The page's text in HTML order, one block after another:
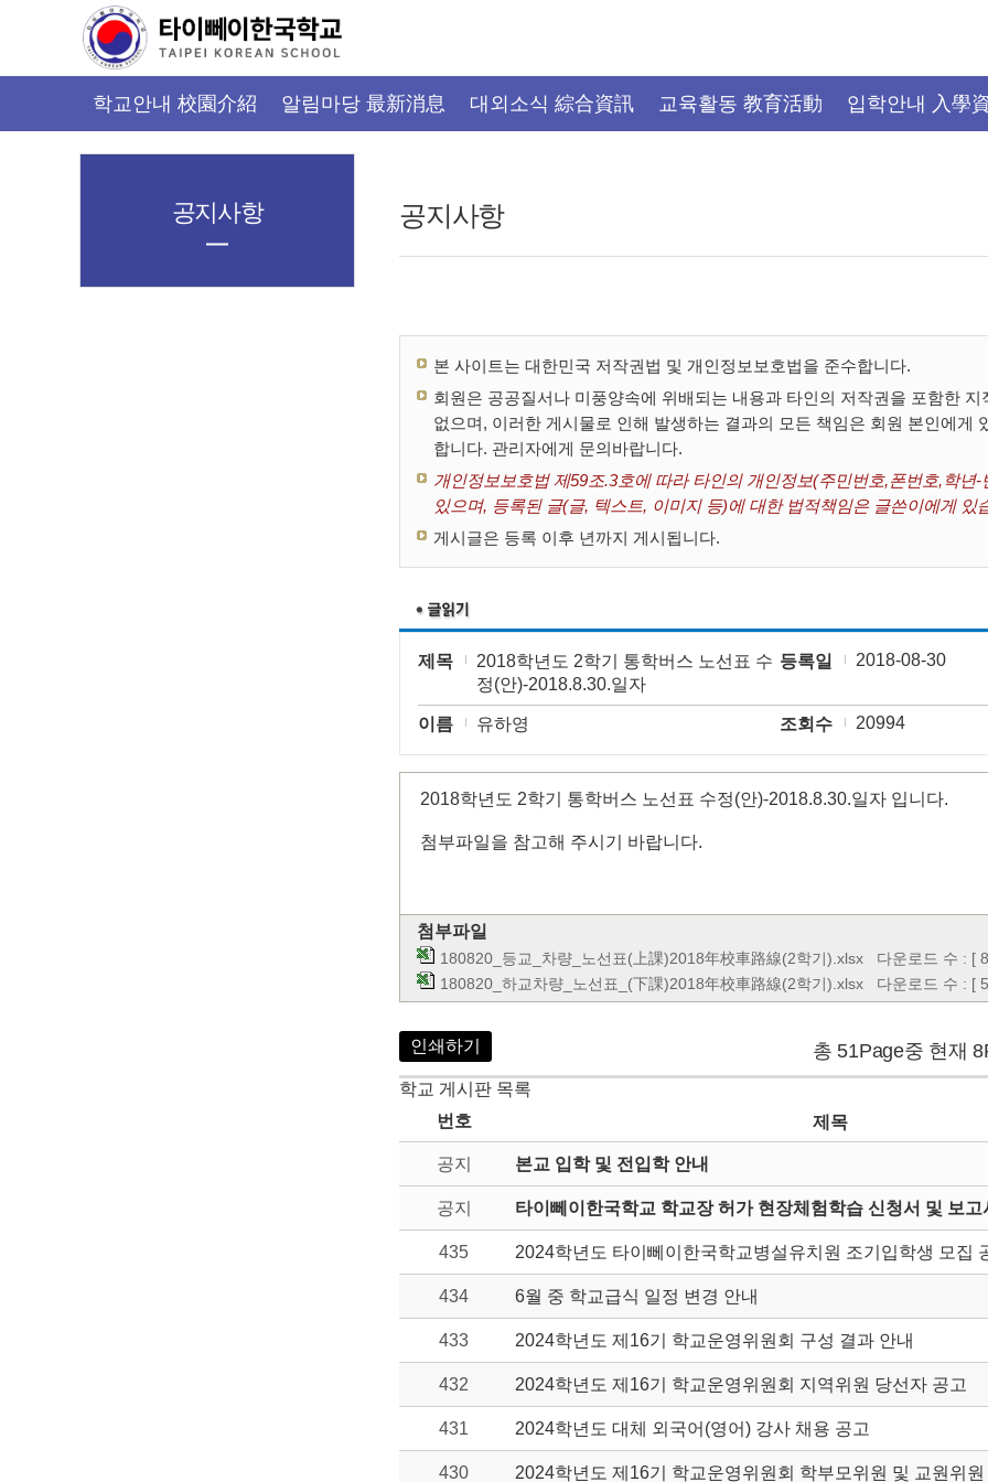
학교안내 校園介紹 알림마당 最新消息 대외소식 綜合資訊 교육활동 教育活動 입학안내 入學
공지사항
본 사이트는 대한민국 저작권법 및 개인정보보호법을 준수합니다.
회원은 공공질서나 미풍양속에 위배되는 내용과 타인의 저작권을 포함한
없으며, 이러한 게시물로 인해 발생하는 결과의 모든 책임은 회원 본인에게
합니다. 관리자에게 문의바랍니다.
개인정보보호법 제59조.3호에 따라 타인의 개인정보(주민번호,폰번호,학
있으며, 등록된 글(글, 텍스트, 이미지 등)에 대한 법적책임은 글쓴이에게 있
게시글은 등록 이후 년까지 게시됩니다.
제목
2018학년도 2학기 통학버스 노선표 수
정(안)-2018.8.30.일자
등록일 2018-08-30
이름 유하영 조회수 20994
2018학년도 2학기 통학버스 노선표 수정(안)-2018.8.30.일자 입니다.
첨부파일을 참고해 주시기 바랍니다.
첨부파일
180820_등교_차량_노선표(上課)2018年校車路線(2학기).xlsx 다운로드 수 : [
180820_하교차량_노선표_(下課)2018年校車路線(2학기).xlsx 다운로드 수 : [
인쇄하기 총 51Page중 현재
학교 게시판 목록
번호
제목
공지 본교 입학 및 전입학 안내
공지 타이뻬이한국학교 학교장 허가 현장체험학습 신청서 및 보고
435 2024학년도 타이뻬이한국학교병설유치원 조기입학생 모집
434 6월 중 학교급식 일정 변경 안내
433 2024학년도 제16기 학교운영위원회 구성 결과 안내
432 2024학년도 제16기 학교운영위원회 지역위원 당선자 공고
431 2024학년도 대체 외국어(영어) 강사 채용 공고
430 2024학년도 제16기 학교운영위원회 학부모위원 및 교원위원
공지사항